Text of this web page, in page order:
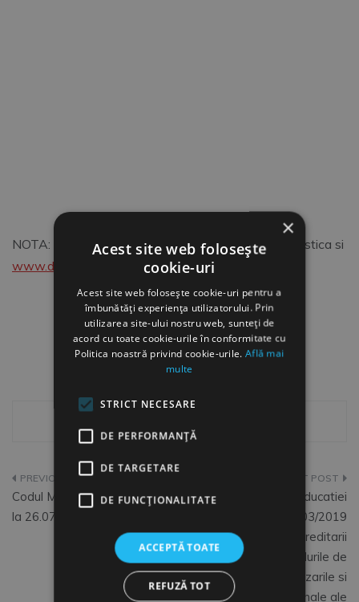
NOTA: Surse date grafic: Institutul National de Statistica si
www.datoria.ro
Navigare
în
Codul Muncii 2019 actualizat
la 26.07.2019
Ordinul Ministerul Educatiei
Nationale nr. 4503/2019
privind acordarea acreditarii
pentru nivelurile de
invatamant, specializarile si
calificarile profesionale ale
×
Acest site web folosește
cookie-uri
Acest site web folosește cookie-uri pentru a
îmbunătăți experiența utilizatorului. Prin
utilizarea site-ului nostru web, sunteți de
acord cu toate cookie-urile în conformitate cu
Politica noastră privind cookie-urile.Află mai
multe
STRICT NECESARE
DE PERFORMANȚĂ
DE TARGETARE
DE FUNCŢIONALITATE
ACCEPTĂ TOATE
REFUZĂ TOT